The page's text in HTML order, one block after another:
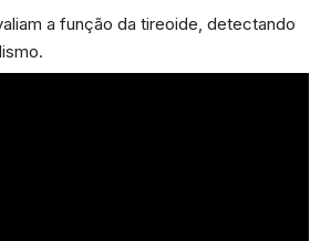
a função da tireoide, detectando